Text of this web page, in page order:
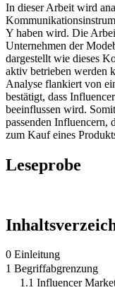
In dieser Arbeit wird
Y haben wird. Die
Unternehmen der
dargestellt wie dieses
aktiv betrieben werden
Analyse flankiert von
bestätigt, dass
beeinflussen wird.
passenden Influencern,
zum Kauf eines
Leseprobe
0 Einleitung
1 Begriffabgrenzung
1.1 Influencer